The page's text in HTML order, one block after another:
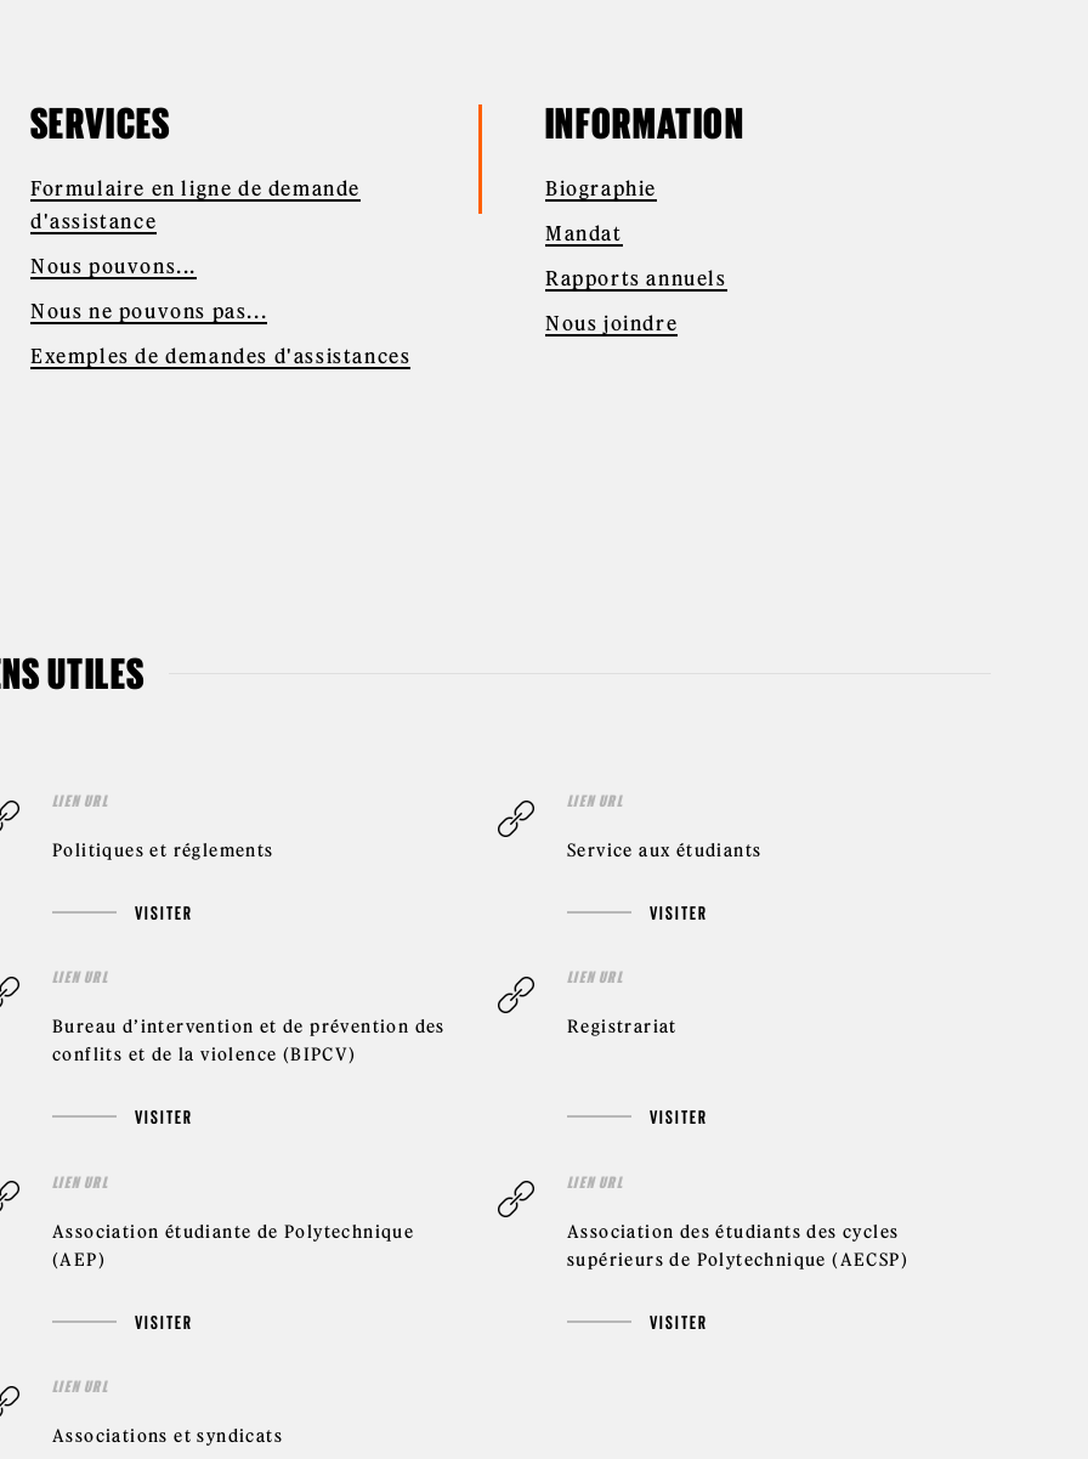
SERVICES
Formulaire en ligne de demande
d'assistance
Nous pouvons...
Nous ne pouvons pas...
Exemples de demandes d'assistances
INFORMATION
Biographie
Mandat
Rapports annuels
Nous joindre
UTILES
LIEN URL
Politiques et réglements
VISITER
LIEN URL
Service aux étudiants
VISITER
LIEN URL
Bureau d’intervention et de prévention des
conflits et de la violence (BIPCV)
VISITER
LIEN URL
Registrariat
VISITER
LIEN URL
Association étudiante de Polytechnique
(AEP)
VISITER
LIEN URL
Association des étudiants des cycles
supérieurs de Polytechnique (AECSP)
VISITER
LIEN URL
Associations et syndicats